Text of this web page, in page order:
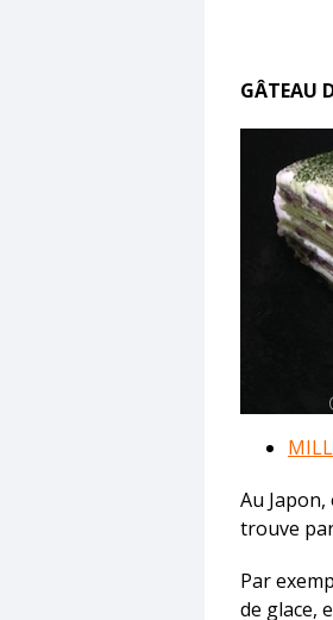
GÂTEAU
Au
trouve
Par
de glace,